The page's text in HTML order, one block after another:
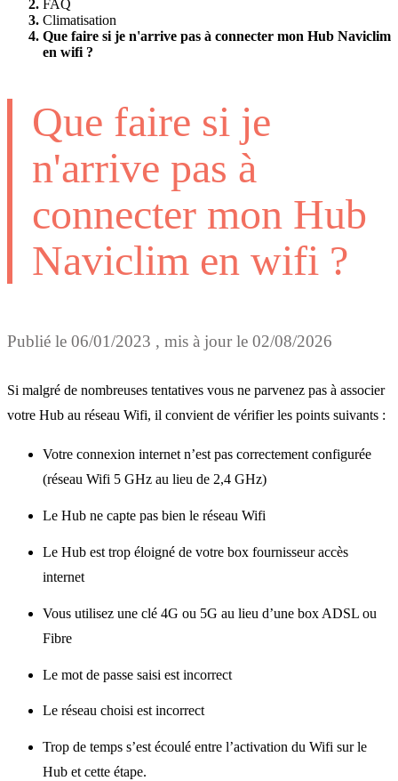
FAQ
Climatisation
Que faire si je n'arrive pas à connecter mon Hub Naviclim
en wifi ?
Que faire si je
n'arrive pas à
connecter mon Hub
Naviclim en wifi ?
Publié le 06/01/2023 , mis à jour le 02/08/2026
Si malgré de nombreuses tentatives vous ne parvenez pas à associer
votre Hub au réseau Wifi, il convient de vérifier les points suivants :
Votre connexion internet n’est pas correctement configurée
(réseau Wifi 5 GHz au lieu de 2,4 GHz)
Le Hub ne capte pas bien le réseau Wifi
Le Hub est trop éloigné de votre box fournisseur accès
internet
Vous utilisez une clé 4G ou 5G au lieu d’une box ADSL ou
Fibre
Le mot de passe saisi est incorrect
Le réseau choisi est incorrect
Trop de temps s’est écoulé entre l’activation du Wifi sur le
Hub et cette étape.